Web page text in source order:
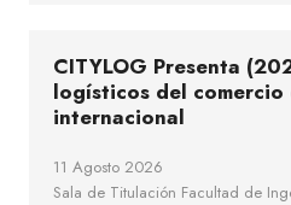
CITYLOG Presenta
logísticos del
internacional
11 Agosto 2026
Sala de Titulación Facultad de